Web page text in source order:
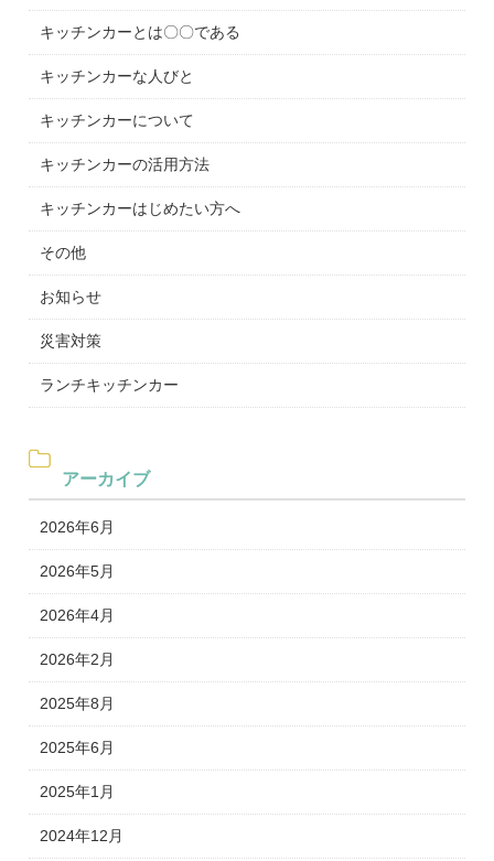
キッチンカーとは〇〇である
キッチンカーな人びと
キッチンカーについて
キッチンカーの活用方法
キッチンカーはじめたい方へ
その他
お知らせ
災害対策
ランチキッチンカー
アーカイブ
2026年6月
2026年5月
2026年4月
2026年2月
2025年8月
2025年6月
2025年1月
2024年12月